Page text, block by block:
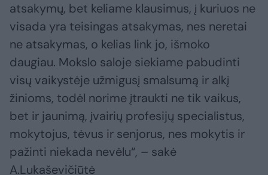
atsakymų, bet keliame klausimus, į kuriuos ne
visada yra teisingas atsakymas, nes neretai
ne atsakymas, o kelias link jo, išmoko
daugiau. Mokslo saloje siekiame pabudinti
visų vaikystėje užmigusį smalsumą ir alkį
žinioms, todėl norime įtraukti ne tik vaikus,
bet ir jaunimą, įvairių profesijų specialistus,
mokytojus, tėvus ir senjorus, nes mokytis ir
pažinti niekada nevėlu“, – sakė
A.Lukaševičiūtė